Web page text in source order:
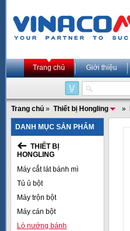
Trang chủ Giới thiệu
Trang chủ » Thiết bị Hongling »
DANH MỤC SẢN PHẨM
THIẾT BỊ
HONGLING
Máy cắt lát bánh mì
Tủ ủ bột
Máy trộn bột
Máy cán bột
Lò nướng bánh